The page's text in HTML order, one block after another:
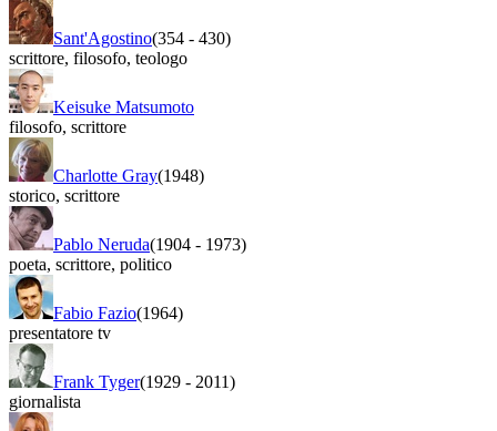
Sant'Agostino(354 - 430)
scrittore, filosofo, teologo
Keisuke Matsumoto
filosofo, scrittore
Charlotte Gray(1948)
storico, scrittore
Pablo Neruda(1904 - 1973)
poeta, scrittore, politico
Fabio Fazio(1964)
presentatore tv
Frank Tyger(1929 - 2011)
giornalista